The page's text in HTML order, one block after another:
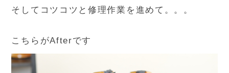
そしてコツコツと修理作業を進めて。。。
こちらがAfterです